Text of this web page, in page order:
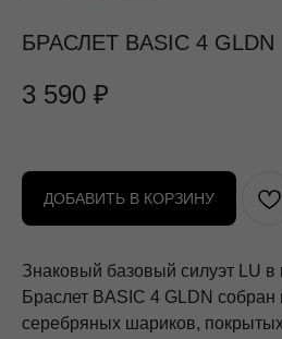
БРАСЛЕТ BASIC 4 GLDN
3 590 ₽
ДОБАВИТЬ В КОРЗИНУ
Знаковый базовый силуэт LU в
Браслет BASIC 4 GLDN собран
серебряных шариков,